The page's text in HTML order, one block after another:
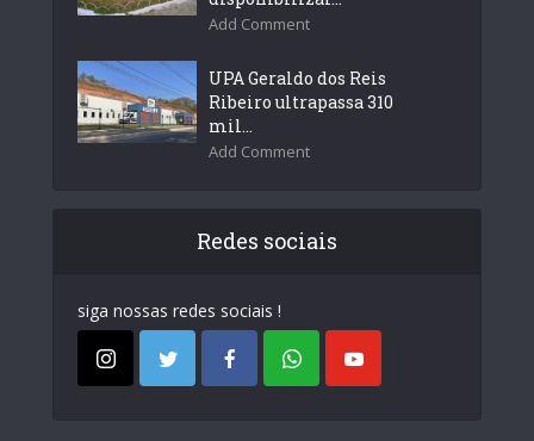
Add Comment
UPA Geraldo dos Reis
Ribeiro ultrapassa 310
mil...
Add Comment
Redes sociais
siga nossas redes sociais !